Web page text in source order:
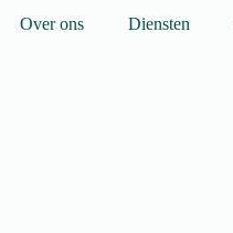
Over ons Diensten